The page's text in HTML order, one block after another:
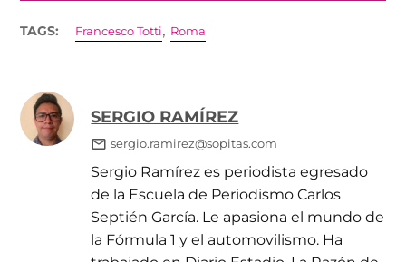
TAGS: Francesco Totti, Roma
SERGIO RAMÍREZ
sergio.ramirez@sopitas.com
Sergio Ramírez es periodista egresado
de la Escuela de Periodismo Carlos
Septién García. Le apasiona el mundo de
la Fórmula 1 y el automovilismo. Ha